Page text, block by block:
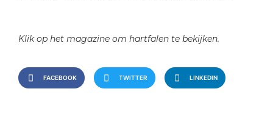
Klik op het magazine om hartfalen te bekijken.
FACEBOOK TWITTER LINKEDIN